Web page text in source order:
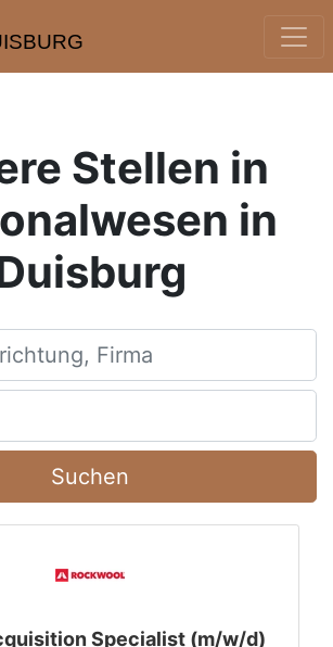
Stellen in
in
Firma
Suchen
Specialist (m/w/d)